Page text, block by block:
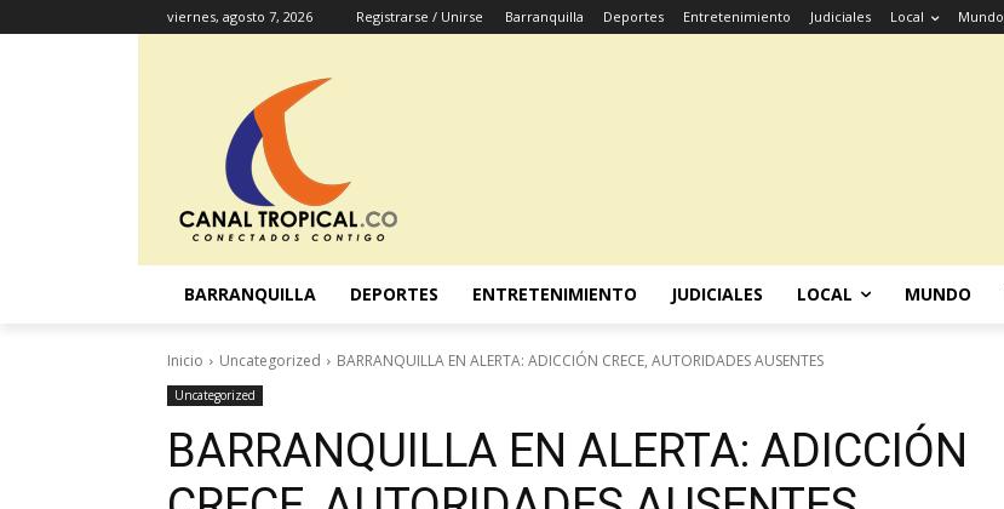
viernes, agosto 7, 2026 Registrarse / Unirse Barranquilla Deportes Entretenimiento Judiciales Local Mundo
BARRANQUILLA DEPORTES ENTRETENIMIENTO JUDICIALES LOCAL MUNDO
Inicio Uncategorized BARRANQUILLA EN ALERTA: ADICCIÓN CRECE, AUTORIDADES AUSENTES
Uncategorized
BARRANQUILLA EN ALERTA: ADICCIÓN